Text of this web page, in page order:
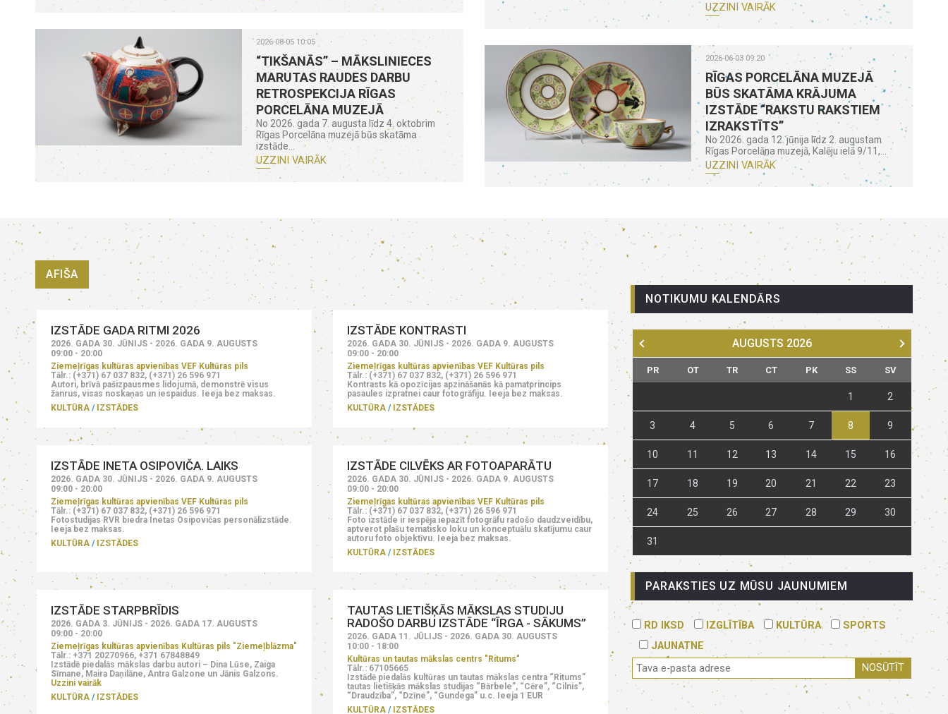
2026-08-05 10:05
“TIKŠANĀS” – MĀKSLINIECES
MARUTAS RAUDES DARBU
RETROSPEKCIJA RĪGAS
PORCELĀNA MUZEJĀ
No 2026. gada 7. augusta līdz 4. oktobrim
Rīgas Porcelāna muzejā būs skatāma
izstāde...
UZZINI VAIRĀK
UZZINI VAIRĀK
2026-06-03 09:20
RĪGAS PORCELĀNA MUZEJĀ
BŪS SKATĀMA KRĀJUMA
IZSTĀDE “RAKSTU RAKSTIEM
IZRAKSTĪTS”
No 2026. gada 12. jūnija līdz 2. augustam
Rīgas Porcelāna muzejā, Kalēju ielā 9/11,...
UZZINI VAIRĀK
AFIŠA
IZSTĀDE GADA RITMI 2026
2026. GADA 30. JŪNIJS - 2026. GADA 9. AUGUSTS
09:00 - 20:00
Ziemeļrīgas kultūras apvienības VEF Kultūras pils
Tālr.: (+371) 67 037 832, (+371) 26 596 971
Autori, brīvā pašizpausmes lidojumā, demonstrē visus
žanrus, visas noskaņas un iespaidus. Ieeja bez maksas.
KULTŪRA
IZSTĀDES
IZSTĀDE KONTRASTI
2026. GADA 30. JŪNIJS - 2026. GADA 9. AUGUSTS
09:00 - 20:00
Ziemeļrīgas kultūras apvienības VEF Kultūras pils
Tālr.: (+371) 67 037 832, (+371) 26 596 971
Kontrasts kā opozīcijas apzināšanās kā pamatprincips
pasaules izpratnei caur fotogrāfiju. Ieeja bez maksas.
KULTŪRA
IZSTĀDES
IZSTĀDE INETA OSIPOVIČA. LAIKS
2026. GADA 30. JŪNIJS - 2026. GADA 9. AUGUSTS
09:00 - 20:00
Ziemeļrīgas kultūras apvienības VEF Kultūras pils
Tālr.: (+371) 67 037 832, (+371) 26 596 971
Fotostudijas RVR biedra Inetas Osipovičas personālizstāde.
Ieeja bez maksas.
KULTŪRA
IZSTĀDES
IZSTĀDE CILVĒKS AR FOTOAPARĀTU
2026. GADA 30. JŪNIJS - 2026. GADA 9. AUGUSTS
09:00 - 20:00
Ziemeļrīgas kultūras apvienības VEF Kultūras pils
Tālr.: (+371) 67 037 832, (+371) 26 596 971
Foto izstāde ir iespēja iepazīt fotogrāfu radošo daudzveidību,
aptverot plašu tematisko loku un konceptuālu skatījumu caur
autoru foto objektīvu. Ieeja bez maksas.
KULTŪRA
IZSTĀDES
IZSTĀDE STARPBRĪDIS
2026. GADA 3. JŪNIJS - 2026. GADA 17. AUGUSTS
09:00 - 20:00
Ziemeļrīgas kultūras apvienības Kultūras pils "Ziemeļblāzma"
Tālr.: +371 20270966, +371 67848849
Izstādē piedalās mākslas darbu autori – Dina Lūse, Zaiga
Sīmane, Maira Daņilāne, Antra Galzone un Jānis Galzons.
Uzzini vairāk
KULTŪRA
IZSTĀDES
TAUTAS LIETIŠĶĀS MĀKSLAS STUDIJU
RADOŠO DARBU IZSTĀDE “ĪRGA - SĀKUMS”
2026. GADA 11. JŪLIJS - 2026. GADA 30. AUGUSTS
10:00 - 18:00
Kultūras un tautas mākslas centrs "Ritums"
Tālr.: 67105665
Izstādē piedalās kultūras un tautas mākslas centra “Ritums”
tautas lietišķās mākslas studijas “Bārbele”, “Cēre”, “Cilnis”,
“Draudzība”, “Dzīne”, “Gundega” u.c. Ieeja 1 EUR
KULTŪRA
IZSTĀDES
NOTIKUMU KALENDĀRS
AUGUSTS 2026
PR OT TR CT PK SS SV
1 2
3 4 5 6 7 8 9
10 11 12 13 14 15 16
17 18 19 20 21 22 23
24 25 26 27 28 29 30
31
PARAKSTIES UZ MŪSU JAUNUMIEM
RD IKSD IZGLĪTĪBA KULTŪRA
SPORTS
JAUNATNE
NOSŪTĪT